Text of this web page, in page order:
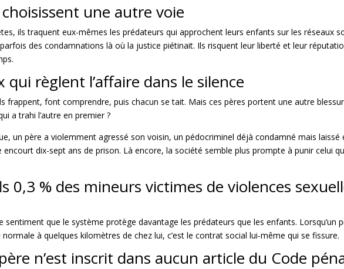
choisissent une autre voie
ils traquent eux-mêmes les prédateurs qui approchent leurs enfants sur les réseaux
des condamnations là où la justice piétinait. Ils risquent leur liberté et leur
qui règlent l’affaire dans le silence
frappent, font comprendre, puis chacun se tait. Mais ces pères portent une autre
a trahi l’autre en premier ?
un père a violemment agressé son voisin, un pédocriminel déjà condamné mais laissé
dix-sept ans de prison. Là encore, la société semble plus prompte à punir celui
0,3 % des mineurs victimes de violences
sentiment que le système protège davantage les prédateurs que les enfants. Lorsqu’un
à quelques kilomètres de chez lui, c’est le contrat social lui-même qui se fissure.
n’est inscrit dans aucun article du Code